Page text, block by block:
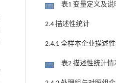
表1 变量定义及说
2.4 描述性统计
2.4.1 全样本企业描述
表2 描述性统计情